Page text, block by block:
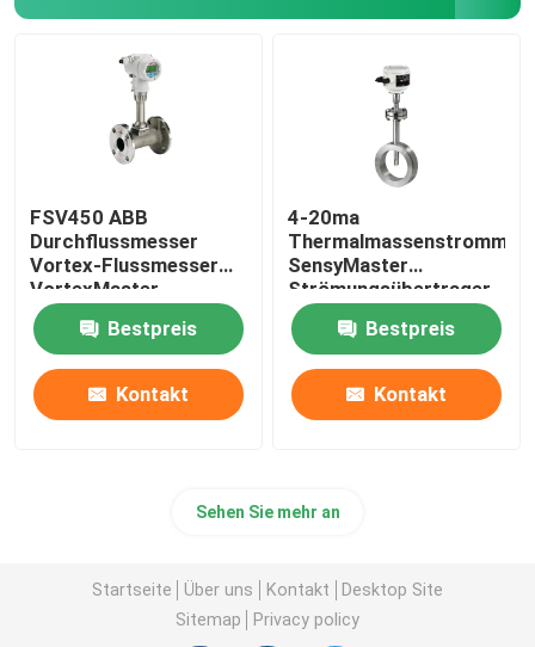
FSV450 ABB
Durchflussmesser
Vortex-Flussmesser
VortexMaster
Bestpreis
Kontakt
4-20ma
SensyMaster
Strömungsübertrager
Vortex FMT200
Bestpreis
Kontakt
Sehen Sie mehr an
Startseite Über uns Kontakt
Desktop Site
Sitemap
Privacy policy